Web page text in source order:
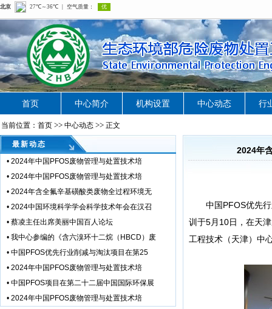
首页 中心简介 机构设置 中心动态 行
当前位置：首页 >> 中心动态 >> 正文
最新动态
• 2024年中国PFOS废物管理与处置技术培
• 2024年中国PFOS废物管理与处置技术培
• 2024年含全氟辛基磺酸类废物全过程环境无
• 2024中国环境科学学会科学技术年会在汉召
• 蔡凌主任出席美丽中国百人论坛
• 我中心参编的《含六溴环十二烷（HBCD）废
• 中国PFOS优先行业削减与淘汰项目在第25
• 2024年中国PFOS废物管理与处置技术培
• 中国PFOS项目在第二十二届中国国际环保展
• 2024年中国PFOS废物管理与处置技术培
2024年
中国PFOS优先行
训于5月10日，在天
工程技术（天津）中